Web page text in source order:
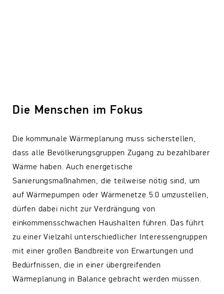
Die Menschen im Fokus
Die kommunale Wärmeplanung muss sicherstellen,
dass alle Bevölkerungsgruppen Zugang zu bezahlbarer
Wärme haben. Auch energetische
Sanierungsmaßnahmen, die teilweise nötig sind, um
auf Wärmepumpen oder Wärmenetze 5.0 umzustellen,
dürfen dabei nicht zur Verdrängung von
einkommensschwachen Haushalten führen. Das führt
zu einer Vielzahl unterschiedlicher Interessengruppen
mit einer großen Bandbreite von Erwartungen und
Bedürfnissen, die in einer übergreifenden
Wärmeplanung in Balance gebracht werden müssen.